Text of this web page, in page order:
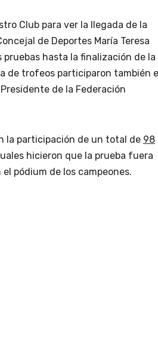
Club para ver la llegada de la
de Deportes María Teresa
hasta la finalización de la
de trofeos participaron también
de la Federación
la participación de un total de 98
hicieron que la prueba fuera
pódium de los campeones.